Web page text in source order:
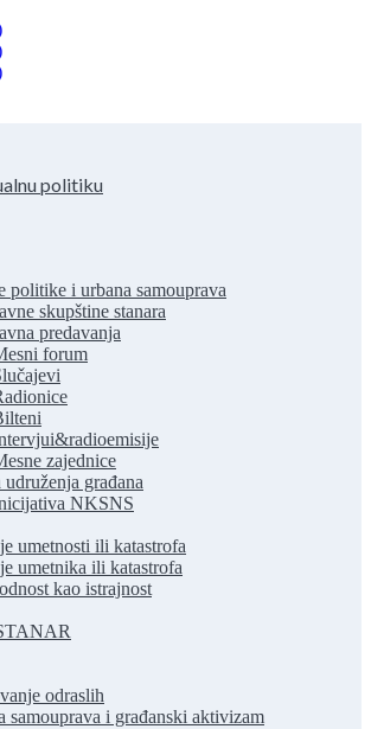
politiku
politike i urbana samouprava
skupštine stanara
predavanja
forum
zajednice
građana
NKSNS
umetnosti ili katastrofa
umetnika ili katastrofa
kao istrajnost
odraslih
samouprava i građanski aktivizam